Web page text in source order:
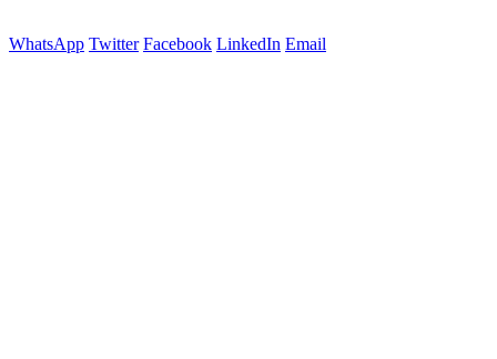
WhatsApp Twitter Facebook LinkedIn Email